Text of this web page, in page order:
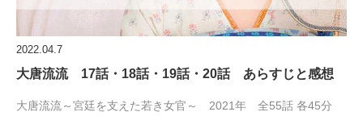
2022.04.7
大唐流流 17話・18話・19話・20話 あらすじと感想
大唐流流～宮廷を支えた若き女官～ 2021年 全55話 各45分